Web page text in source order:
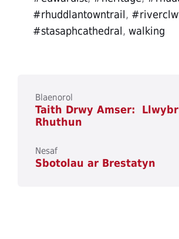
#rhuddlantowntrail,
#stasaphcathedral, walking
Blaenorol
Taith Drwy Amser:
Rhuthun
Nesaf
Sbotolau ar Brestatyn